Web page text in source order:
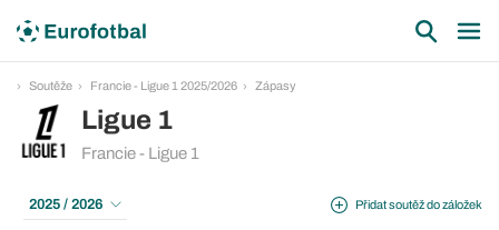
Soutěže Francie - Ligue 1 2025/2026 Zápasy
Ligue 1
Francie - Ligue 1
Přidat soutěž do záložek
2025 / 2026